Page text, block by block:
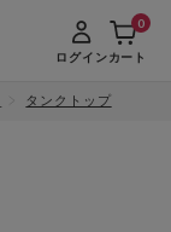
ログインカート
0
タンクトップ